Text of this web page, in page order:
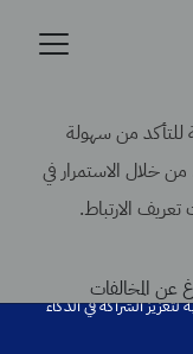
السعودية
عن المخالفات
الشراكة في الذكاء
للتأكد من سهولة
خلال الاستمرار في
الارتباط.